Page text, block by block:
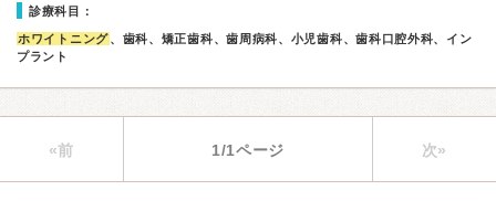
診療科目：
ホワイトニング、歯科、矯正歯科、歯周病科、小児歯科、歯科口腔外科、イン
プラント
«前 1/1ページ 次»